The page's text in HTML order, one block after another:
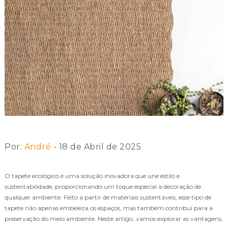
Por: André - 18 de Abril de 2025
O tapete ecológico é uma solução inovadora que une estilo e
sustentabilidade, proporcionando um toque especial à decoração de
qualquer ambiente. Feito a partir de materiais sustentáveis, esse tipo de
tapete não apenas embeleza os espaços, mas também contribui para a
preservação do meio ambiente. Neste artigo, vamos explorar as vantagens,